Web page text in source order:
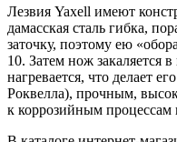
Лезвия Yaxell имеют
дамасская сталь гибка,
заточку, поэтому ею
10. Затем нож закаляется
нагревается, что делает
Роквелла), прочным,
к коррозийным процессам